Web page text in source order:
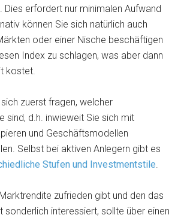
Dies erfordert nur minimalen Aufwand
können Sie sich natürlich auch
oder einer Nische beschäftigen
Index zu schlagen, was aber dann
kostet.
zuerst fragen, welcher
sind, d.h. inwieweit Sie sich mit
und Geschäftsmodellen
Selbst bei aktiven Anlegern gibt es
Stufen und Investmentstile.
zufrieden gibt und den das
sonderlich interessiert, sollte über einen